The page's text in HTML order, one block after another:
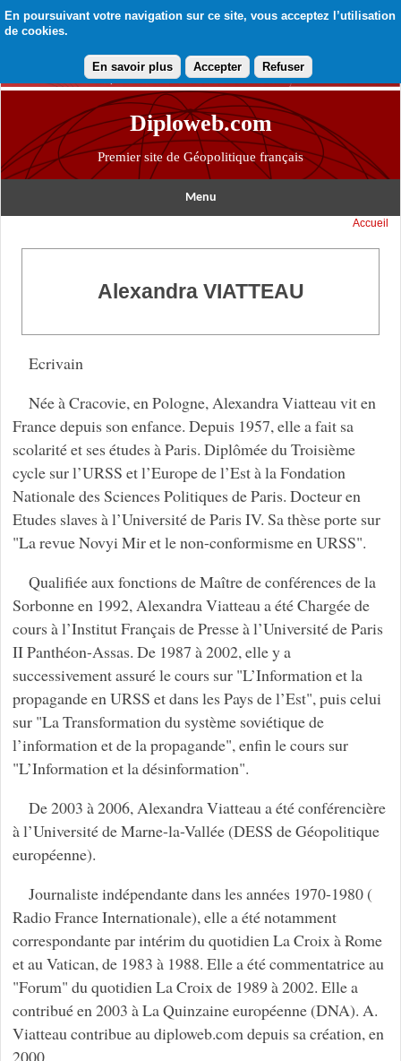
En poursuivant votre navigation sur ce site, vous acceptez l’utilisation
de cookies.
En savoir plus Accepter Refuser
Diploweb.com
Premier site de Géopolitique français
Menu
Accueil
Alexandra VIATTEAU
Ecrivain
Née à Cracovie, en Pologne, Alexandra Viatteau vit en
France depuis son enfance. Depuis 1957, elle a fait sa
scolarité et ses études à Paris. Diplômée du Troisième
cycle sur l’URSS et l’Europe de l’Est à la Fondation
Nationale des Sciences Politiques de Paris. Docteur en
Etudes slaves à l’Université de Paris IV. Sa thèse porte sur
"La revue Novyi Mir et le non-conformisme en URSS".
Qualifiée aux fonctions de Maître de conférences de la
Sorbonne en 1992, Alexandra Viatteau a été Chargée de
cours à l’Institut Français de Presse à l’Université de Paris
II Panthéon-Assas. De 1987 à 2002, elle y a
successivement assuré le cours sur "L’Information et la
propagande en URSS et dans les Pays de l’Est", puis celui
sur "La Transformation du système soviétique de
l’information et de la propagande", enfin le cours sur
"L’Information et la désinformation".
De 2003 à 2006, Alexandra Viatteau a été conférencière
à l’Université de Marne-la-Vallée (DESS de Géopolitique
européenne).
Journaliste indépendante dans les années 1970-1980 (
Radio France Internationale), elle a été notamment
correspondante par intérim du quotidien La Croix à Rome
et au Vatican, de 1983 à 1988. Elle a été commentatrice au
"Forum" du quotidien La Croix de 1989 à 2002. Elle a
contribué en 2003 à La Quinzaine européenne (DNA). A.
Viatteau contribue au diploweb.com depuis sa création, en
2000.